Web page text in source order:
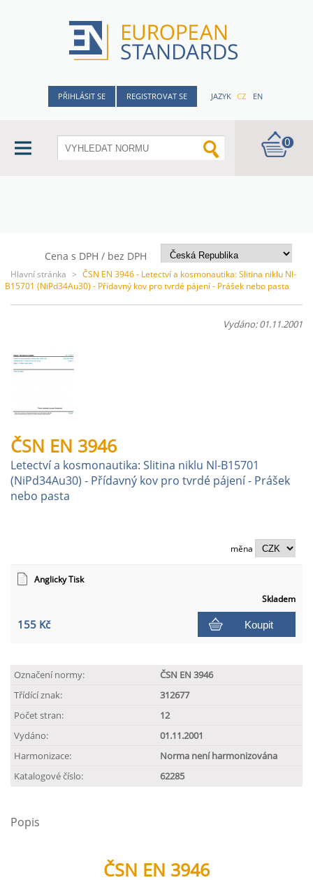
PŘIHLÁSIT SE REGISTROVAT SE JAZYK CZ EN
0
Cena s DPH / bez DPH
Hlavní stránka > ČSN EN 3946 - Letectví a kosmonautika: Slitina niklu Nl-
B15701 (NiPd34Au30) - Přídavný kov pro tvrdé pájení - Prášek nebo pasta
Vydáno: 01.11.2001
ČSN EN 3946
Letectví a kosmonautika: Slitina niklu Nl-B15701
(NiPd34Au30) - Přídavný kov pro tvrdé pájení - Prášek
nebo pasta
měna
Anglicky Tisk
Skladem
155 Kč Koupit
Označení normy:
ČSN EN 3946
Třídící znak:
312677
Počet stran:
12
Vydáno:
01.11.2001
Harmonizace:
Norma není harmonizována
Katalogové číslo:
62285
Popis
ČSN EN 3946